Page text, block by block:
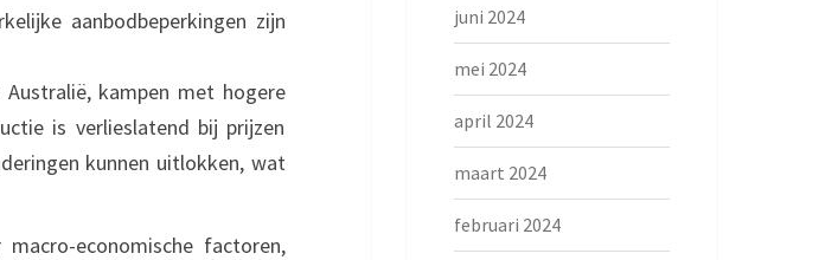
aanbodbeperkingen zijn
kampen met hogere
is verlieslatend bij prijzen
kunnen uitlokken, wat
economische factoren,
juni 2024
mei 2024
april 2024
maart 2024
februari 2024